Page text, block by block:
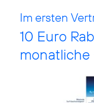
Im ersten
10 Euro